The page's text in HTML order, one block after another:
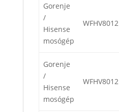
Gorenje
/
Hisense
mosógép
WFHV8012
Gorenje
/
Hisense
mosógép
WFHV8012